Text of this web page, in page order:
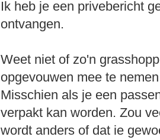
Ik heb je een privebericht
ontvangen.
Weet niet of zo'n
opgevouwen mee te
Misschien als je een
verpakt kan worden. Zou
wordt anders of dat ie